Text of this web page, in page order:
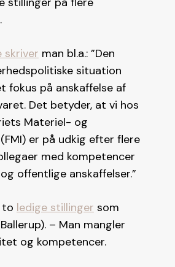
skriver man bl.a.: ”Den
situation
fokus på anskaffelse af
Det betyder, at vi hos
Materiel- og
er på udkig efter flere
med kompetencer
offentlige anskaffelser.”
to ledige stillinger som
– Man mangler
og kompetencer.